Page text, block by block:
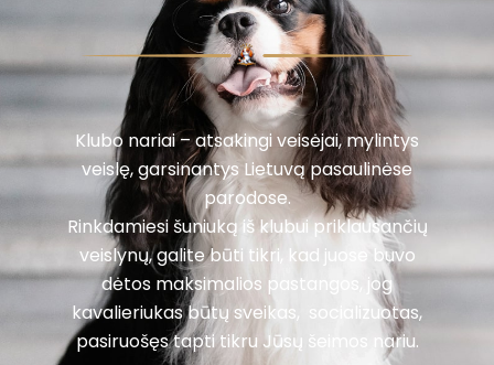
Klubo nariai – atsakingi veisėjai, mylintys
veislę, garsinantys Lietuvą pasaulinėse
parodose.
Rinkdamiesi šuniuką iš klubui priklausančių
veislynų, galite būti tikri, kad juose buvo
dėtos maksimalios pastangos, jog
kavalieriukas būtų sveikas, socializuotas,
pasiruošęs tapti tikru Jūsų šeimos nariu.